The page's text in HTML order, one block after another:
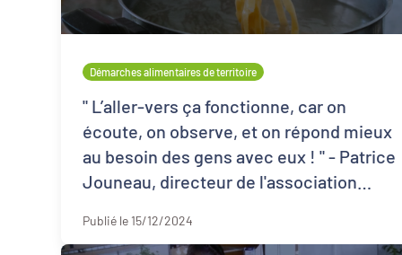
Démarches alimentaires de territoire
Politique de la ville
Transitions
Démarches alimentaires de territoire
" L’aller-vers ça fonctionne, car on
écoute, on observe, et on répond mieux
au besoin des gens avec eux ! " - Patrice
Jouneau, directeur de l'association
Publié le 15/12/2024